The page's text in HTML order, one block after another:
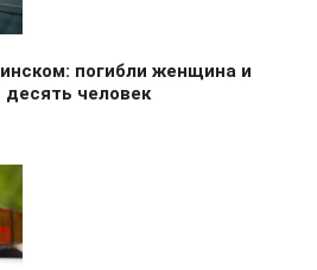
погибли женщина и
десять человек